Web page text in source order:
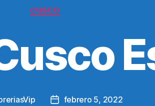
Categories
CUSCO
Postfebrero 5, 2022